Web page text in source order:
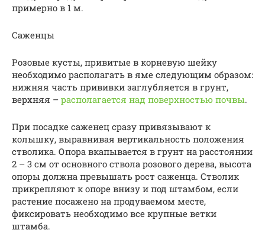
примерно в 1 м.
Саженцы
Розовые кусты, привитые в корневую шейку
необходимо располагать в яме следующим образом:
нижняя часть прививки заглубляется в грунт,
верхняя – располагается над поверхностью почвы.
При посадке саженец сразу привязывают к
колышку, выравнивая вертикальность положения
стволика. Опора вкапывается в грунт на расстоянии
2 – 3 см от основного ствола розового дерева, высота
опоры должна превышать рост саженца. Стволик
прикрепляют к опоре внизу и под штамбом, если
растение посажено на продуваемом месте,
фиксировать необходимо все крупные ветки
штамба.